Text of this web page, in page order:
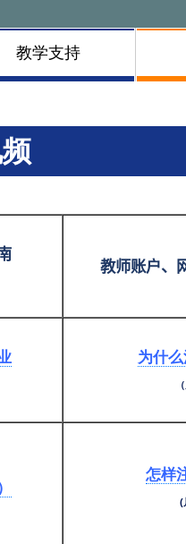
教学支持
教师账户、
为什
怎样
(